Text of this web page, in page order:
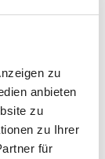
zu
anbieten
zu
zu Ihrer
für
&